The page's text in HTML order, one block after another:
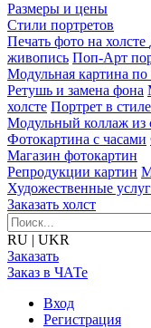
Размеры и цены
Стили портретов
Печать фото на холсте
живопись Поп-Арт
Модульная картина по
Ретушь и замена фона
холсте Портрет в
Модульный коллаж из
Фотокартина с часами
Магазин фотокартин
Репродукции картин
Художественные
Заказать холст
RU | UKR
Заказать
Заказ в ЧАТе
Вход
Регистрация